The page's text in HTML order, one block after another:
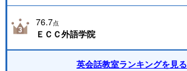
76.7点
ＥＣＣ外語学院
英会話教室ランキングを見る